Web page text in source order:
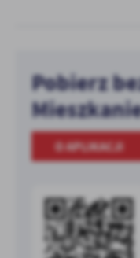
Pobierz
O APLIKACJI